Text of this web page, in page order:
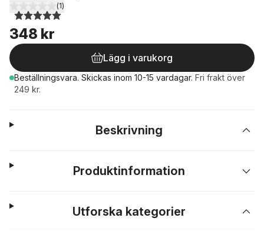
5,0utav 5 stjärnor. Totalt antal röster:
(1)
348 kr
Lägg i varukorg
Beställningsvara. Skickas inom 10-15 vardagar. Fri frakt över
249 kr.
Beskrivning
Produktinformation
Utforska kategorier